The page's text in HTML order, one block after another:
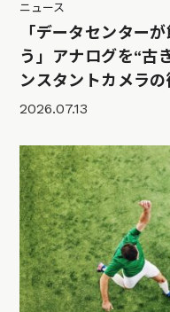
ニュース
「データセンター
う」アナログを“古
ンスタントカメラ
2026.07.13